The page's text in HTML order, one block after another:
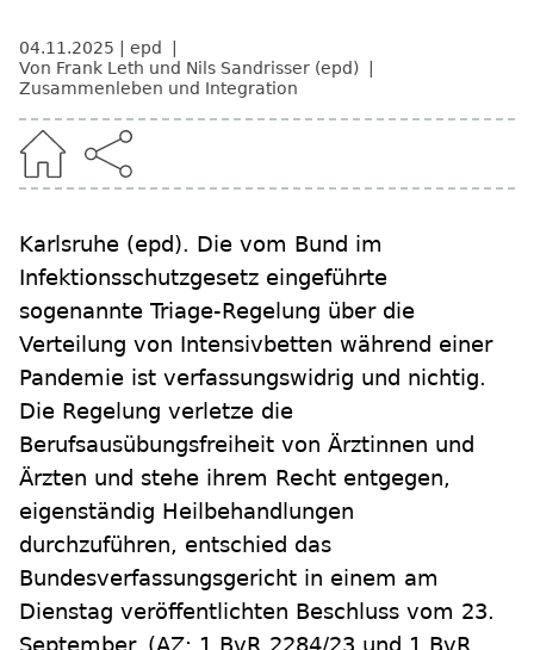
04.11.2025
epd
Von Frank Leth und Nils Sandrisser (epd)
Zusammenleben und Integration
Karlsruhe (epd). Die vom Bund im
Infektionsschutzgesetz eingeführte
sogenannte Triage-Regelung über die
Verteilung von Intensivbetten während einer
Pandemie ist verfassungswidrig und nichtig.
Die Regelung verletze die
Berufsausübungsfreiheit von Ärztinnen und
Ärzten und stehe ihrem Recht entgegen,
eigenständig Heilbehandlungen
durchzuführen, entschied das
Bundesverfassungsgericht in einem am
Dienstag veröffentlichten Beschluss vom 23.
September. (AZ: 1 BvR 2284/23 und 1 BvR